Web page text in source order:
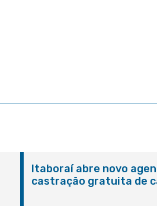
Itaboraí abre novo
castração gratuita de